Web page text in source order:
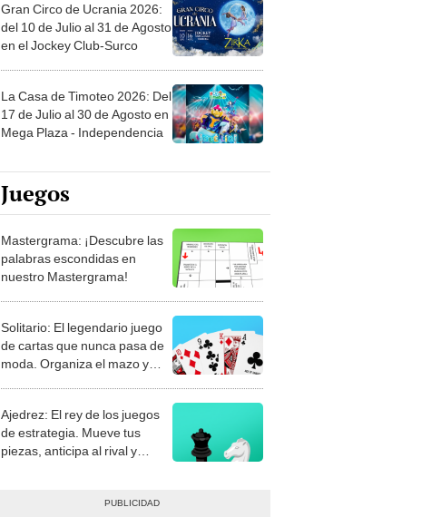
Gran Circo de Ucrania 2026:
del 10 de Julio al 31 de Agosto
en el Jockey Club-Surco
La Casa de Timoteo 2026: Del
17 de Julio al 30 de Agosto en
Mega Plaza - Independencia
Juegos
Mastergrama: ¡Descubre las
palabras escondidas en
nuestro Mastergrama!
Solitario: El legendario juego
de cartas que nunca pasa de
moda. Organiza el mazo y
Ajedrez: El rey de los juegos
de estrategia. Mueve tus
piezas, anticipa al rival y